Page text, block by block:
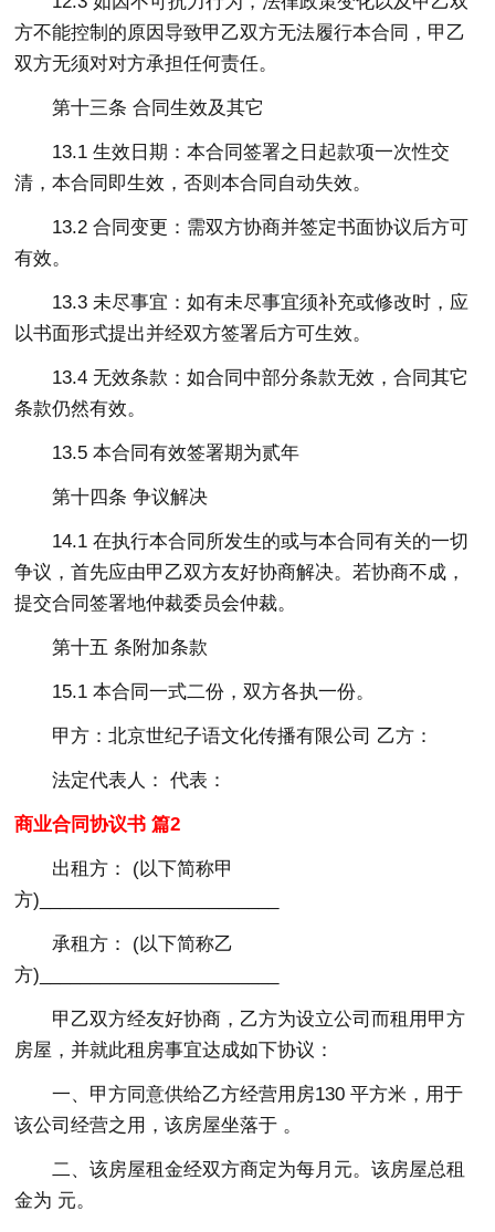
方不能控制的原因导致甲乙双方无法履行本合同，甲乙
双方无须对对方承担任何责任。
第十三条 合同生效及其它
13.1 生效日期：本合同签署之日起款项一次性交
清，本合同即生效，否则本合同自动失效。
13.2 合同变更：需双方协商并签定书面协议后方可
有效。
13.3 未尽事宜：如有未尽事宜须补充或修改时，应
以书面形式提出并经双方签署后方可生效。
13.4 无效条款：如合同中部分条款无效，合同其它
条款仍然有效。
13.5 本合同有效签署期为贰年
第十四条 争议解决
14.1 在执行本合同所发生的或与本合同有关的一切
争议，首先应由甲乙双方友好协商解决。若协商不成，
提交合同签署地仲裁委员会仲裁。
第十五 条附加条款
15.1 本合同一式二份，双方各执一份。
甲方：北京世纪子语文化传播有限公司 乙方：
法定代表人： 代表：
商业合同协议书 篇2
出租方： (以下简称甲
方)________________________
承租方： (以下简称乙
方)________________________
甲乙双方经友好协商，乙方为设立公司而租用甲方
房屋，并就此租房事宜达成如下协议：
一、甲方同意供给乙方经营用房130 平方米，用于
该公司经营之用，该房屋坐落于 。
二、该房屋租金经双方商定为每月元。该房屋总租
金为 元。